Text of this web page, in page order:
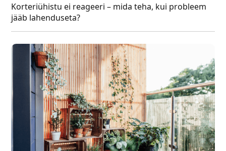
Korteriühistu ei reageeri – mida teha, kui probleem
jääb lahenduseta?